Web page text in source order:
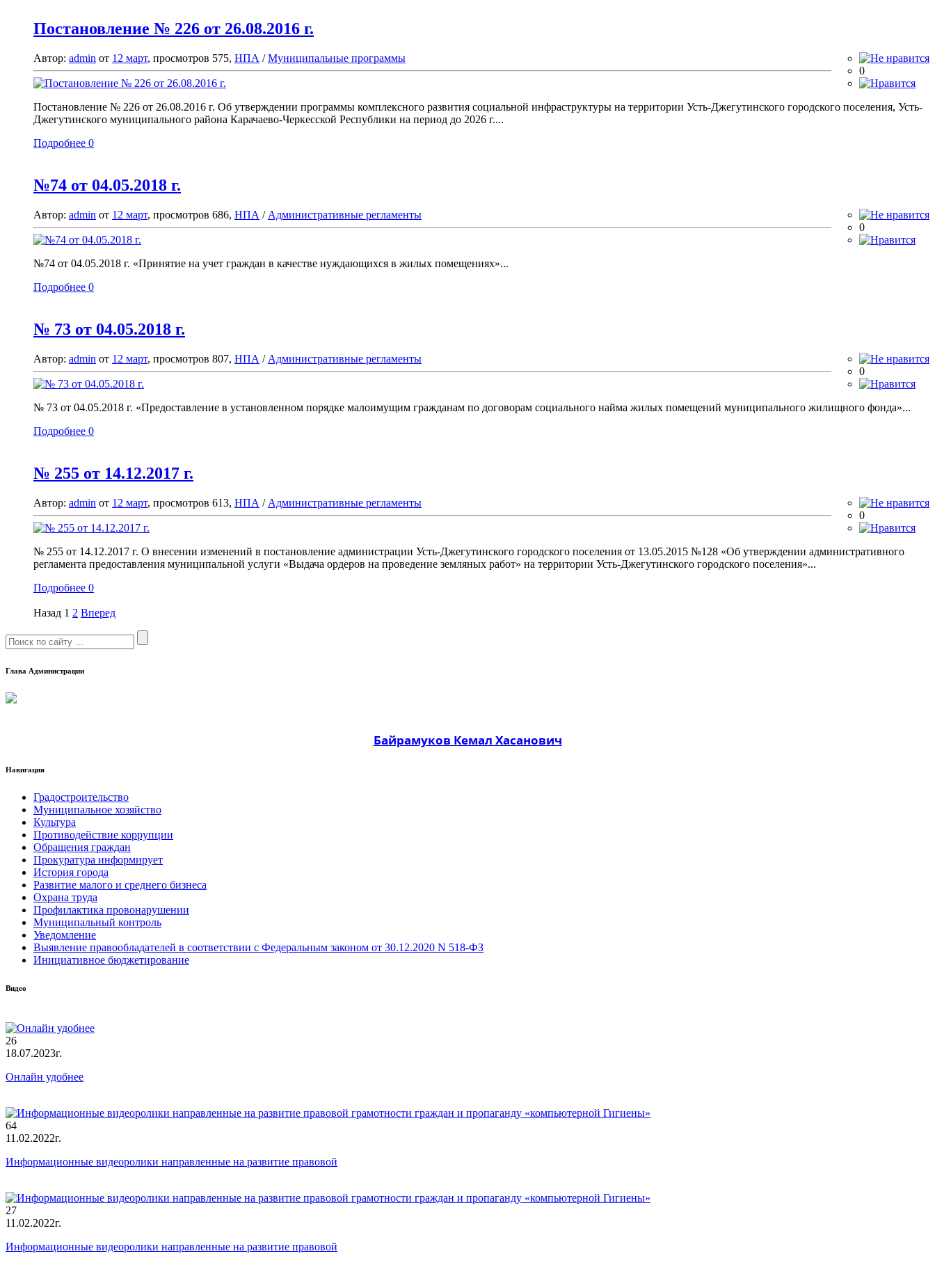
Постановление № 226 от 26.08.2016 г.
0
Автор: admin от 12 март, просмотров 575, НПА /Муниципальные программы
Постановление № 226 от 26.08.2016 г. Об утверждении программы комплексного развития социальной инфраструктуры на территории Усть-Джегутинского городского поселения, Усть-
Джегутинского муниципального района Карачаево-Черкесской Республики на период до 2026 г....
Подробнее 0
№74 от 04.05.2018 г.
0
Автор: admin от 12 март, просмотров 686, НПА / Административные регламенты
№74 от 04.05.2018 г. «Принятие на учет граждан в качестве нуждающихся в жилых помещениях»...
Подробнее 0
№ 73 от 04.05.2018 г.
0
Автор: admin от 12 март, просмотров 807, НПА / Административные регламенты
№ 73 от 04.05.2018 г. «Предоставление в установленном порядке малоимущим гражданам по договорам социального найма жилых помещений муниципального жилищного фонда»...
Подробнее 0
№ 255 от 14.12.2017 г.
0
Автор: admin от 12 март, просмотров 613, НПА / Административные регламенты
№ 255 от 14.12.2017 г. О внесении изменений в постановление администрации Усть-Джегутинского городского поселения от 13.05.2015 №128 «Об утверждении административного
регламента предоставления муниципальной услуги «Выдача ордеров на проведение земляных работ» на территории Усть-Джегутинского городского поселения»...
Подробнее 0
Назад 1 2 Вперед
Глава Администрации
Байрамуков Кемал Хасанович
Навигация
Градостроительство
Муниципальное хозяйство
Культура
Противодействие коррупции
Обращения граждан
Прокуратура информирует
История города
Развитие малого и среднего бизнеса
Охрана труда
Профилактика провонарушении
Муниципальный контроль
Уведомление
Выявление правообладателей в соответствии с Федеральным законом от 30.12.2020 N 518-ФЗ
Инициативное бюджетирование
Видео
26
18.07.2023г.
Онлайн удобнее
64
11.02.2022г.
Информационные видеоролики направленные на развитие правовой
27
11.02.2022г.
Информационные видеоролики направленные на развитие правовой